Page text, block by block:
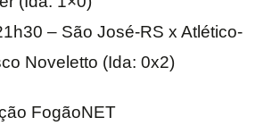
– São José-RS x Atlético-
Noveletto (Ida: 0x2)
FogãoNET